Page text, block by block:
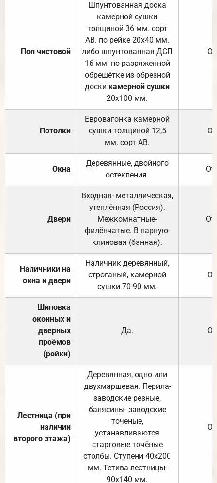
Пол чистовой
Шпунтованная доска
камерной сушки
толщиной 36 мм. сорт
АВ. по рейке 20х40 мм.
либо шпунтованная ДСП
16 мм. по разряженной
обрешётке из обрезной
доски камерной сушки
20х100 мм.
Потолки
Евровагонка камерной
сушки толщиной 12,5
мм. сорт АВ.
Окна
Деревянные, двойного
остекления.
Двери
Входная- металлическая,
утеплённая (Россия).
Межкомнатные-
филёнчатые. В парную-
клиновая (банная).
Наличники на
окна и двери
Наличник деревянный,
строганый, камерной
сушки 70-90 мм.
Шиповка
оконных и
дверных
проёмов
(ройки)
Да.
Лестница (при
наличии
второго этажа)
Деревянная, одно или
двухмаршевая. Перила-
заводские резные,
балясины- заводские
точеные,
устанавливаются
стартовые точёные
столбы. Ступени 40х200
мм. Тетива лестницы-
90х140 мм.